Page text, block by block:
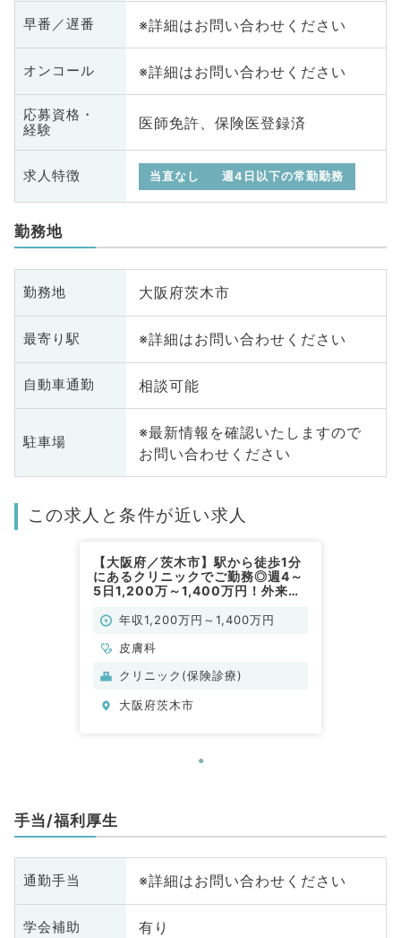
早番／遅番 ※詳細はお問い合わせください
オンコール ※詳細はお問い合わせください
応募資格・
経験
医師免許、保険医登録済
求人特徴 当直なし 週4日以下の常勤勤務
勤務地
勤務地 大阪府茨木市
最寄り駅 ※詳細はお問い合わせください
自動車通勤 相談可能
駐車場
※最新情報を確認いたしますので
お問い合わせください
この求人と条件が近い求人
【大阪府／茨木市】駅から徒歩1分
にあるクリニックでご勤務◎週4～
5日1,200万～1,400万円！外来診
年収1,200万円～1,400万円
皮膚科
クリニック(保険診療)
大阪府茨木市
手当/福利厚生
通勤手当 ※詳細はお問い合わせください
学会補助 有り